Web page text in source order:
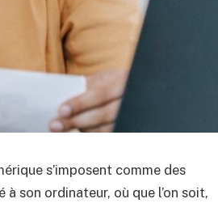
s’imposent comme des
son ordinateur, où que l’on soit,